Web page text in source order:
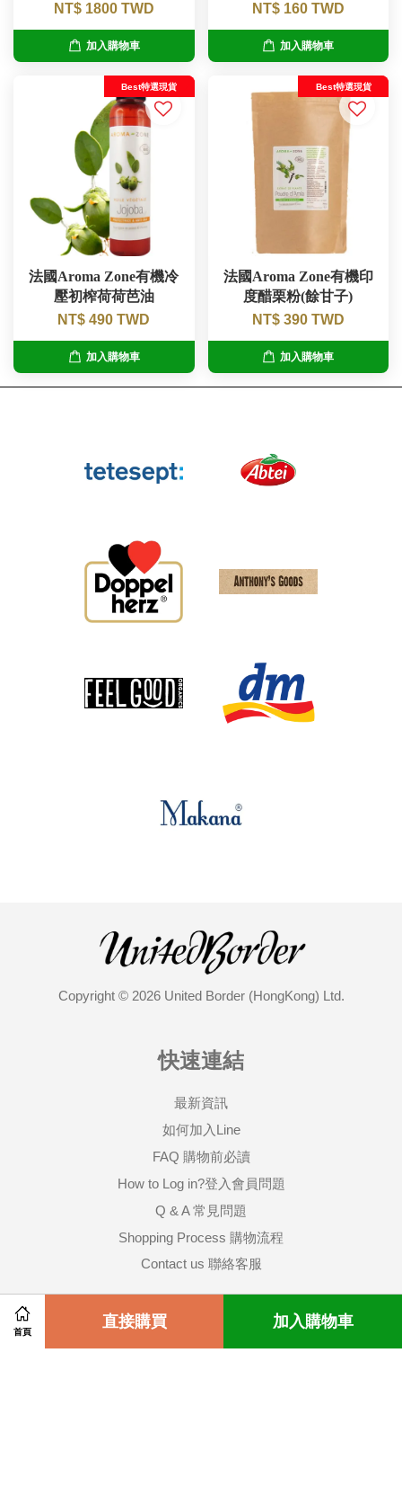
首頁
直接購買 加入購物車
NT$ 1800 TWD
加入購物車
NT$ 160 TWD
加入購物車
Best特選現貨
法國Aroma Zone有機冷
壓初榨荷荷芭油
NT$ 490 TWD
加入購物車
Best特選現貨
法國Aroma Zone有機印
度醋栗粉(餘甘子)
NT$ 390 TWD
加入購物車
Copyright © 2026 United Border (HongKong) Ltd.
快速連結
最新資訊
如何加入Line
FAQ 購物前必讀
How to Log in?登入會員問題
Q & A 常見問題
Shopping Process 購物流程
Contact us 聯絡客服
關注我們
Share on Facebook Share on Twitter